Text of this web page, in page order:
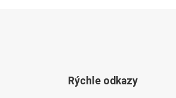
Rýchle odkazy